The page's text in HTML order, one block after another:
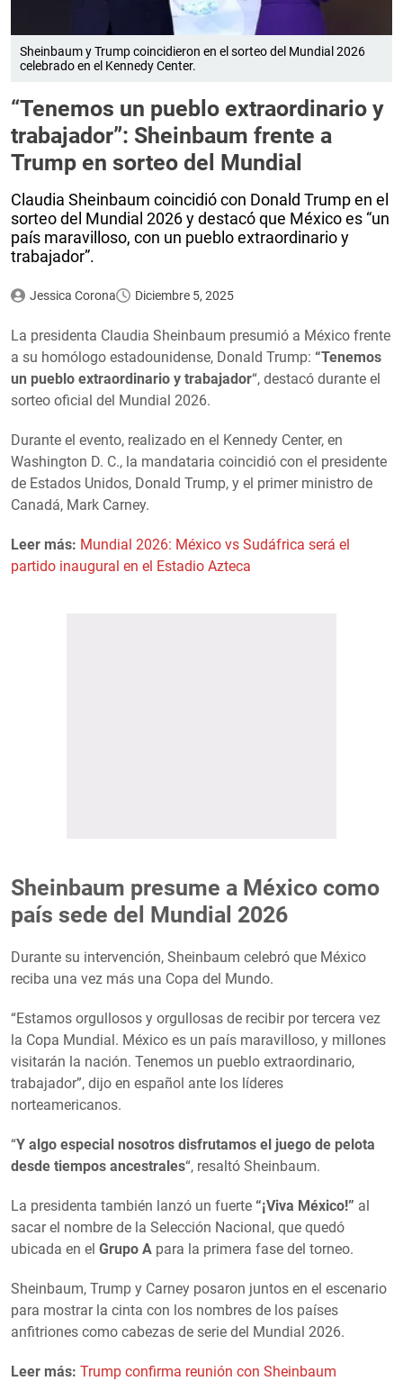
Sheinbaum y Trump coincidieron en el sorteo del Mundial 2026
celebrado en el Kennedy Center.
“Tenemos un pueblo extraordinario y
trabajador”: Sheinbaum frente a
Trump en sorteo del Mundial
Claudia Sheinbaum coincidió con Donald Trump en el
sorteo del Mundial 2026 y destacó que México es “un
país maravilloso, con un pueblo extraordinario y
trabajador”.
Jessica Corona Diciembre 5, 2025
La presidenta Claudia Sheinbaum presumió a México frente
a su homólogo estadounidense, Donald Trump: “Tenemos
un pueblo extraordinario y trabajador“, destacó durante el
sorteo oficial del Mundial 2026.
Durante el evento, realizado en el Kennedy Center, en
Washington D. C., la mandataria coincidió con el presidente
de Estados Unidos, Donald Trump, y el primer ministro de
Canadá, Mark Carney.
Leer más: Mundial 2026: México vs Sudáfrica será el
partido inaugural en el Estadio Azteca
Sheinbaum presume a México como
país sede del Mundial 2026
Durante su intervención, Sheinbaum celebró que México
reciba una vez más una Copa del Mundo.
“Estamos orgullosos y orgullosas de recibir por tercera vez
la Copa Mundial. México es un país maravilloso, y millones
visitarán la nación. Tenemos un pueblo extraordinario,
trabajador”, dijo en español ante los líderes
norteamericanos.
“Y algo especial nosotros disfrutamos el juego de pelota
desde tiempos ancestrales“, resaltó Sheinbaum.
La presidenta también lanzó un fuerte “¡Viva México!” al
sacar el nombre de la Selección Nacional, que quedó
ubicada en el Grupo A para la primera fase del torneo.
Sheinbaum, Trump y Carney posaron juntos en el escenario
para mostrar la cinta con los nombres de los países
anfitriones como cabezas de serie del Mundial 2026.
Leer más: Trump confirma reunión con Sheinbaum